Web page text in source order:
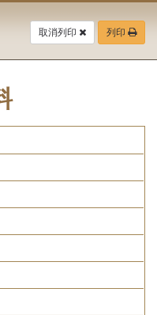
取消列印 列印